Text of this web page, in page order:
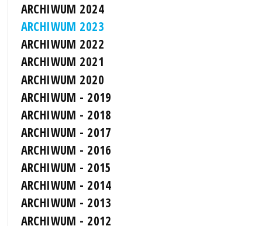
ARCHIWUM 2024
ARCHIWUM 2023
ARCHIWUM 2022
ARCHIWUM 2021
ARCHIWUM 2020
ARCHIWUM - 2019
ARCHIWUM - 2018
ARCHIWUM - 2017
ARCHIWUM - 2016
ARCHIWUM - 2015
ARCHIWUM - 2014
ARCHIWUM - 2013
ARCHIWUM - 2012